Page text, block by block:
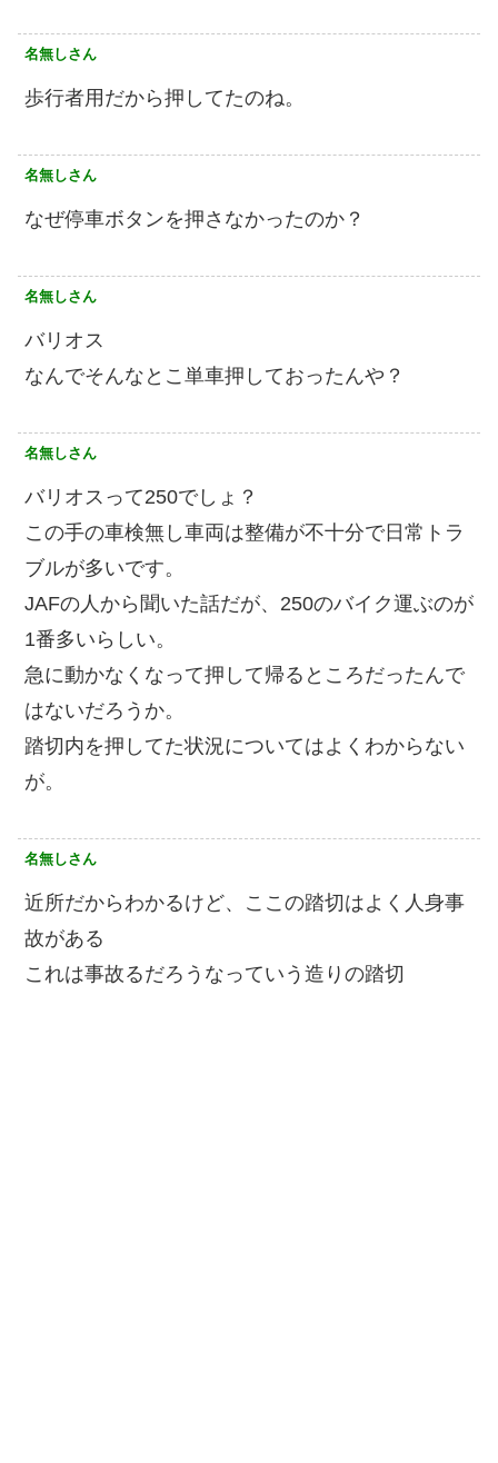
名無しさん
歩行者用だから押してたのね。
名無しさん
なぜ停車ボタンを押さなかったのか？
名無しさん
バリオス
なんでそんなとこ単車押しておったんや？
名無しさん
バリオスって250でしょ？
この手の車検無し車両は整備が不十分で日常トラ
ブルが多いです。
JAFの人から聞いた話だが、250のバイク運ぶのが
1番多いらしい。
急に動かなくなって押して帰るところだったんで
はないだろうか。
踏切内を押してた状況についてはよくわからない
が。
名無しさん
近所だからわかるけど、ここの踏切はよく人身事
故がある
これは事故るだろうなっていう造りの踏切